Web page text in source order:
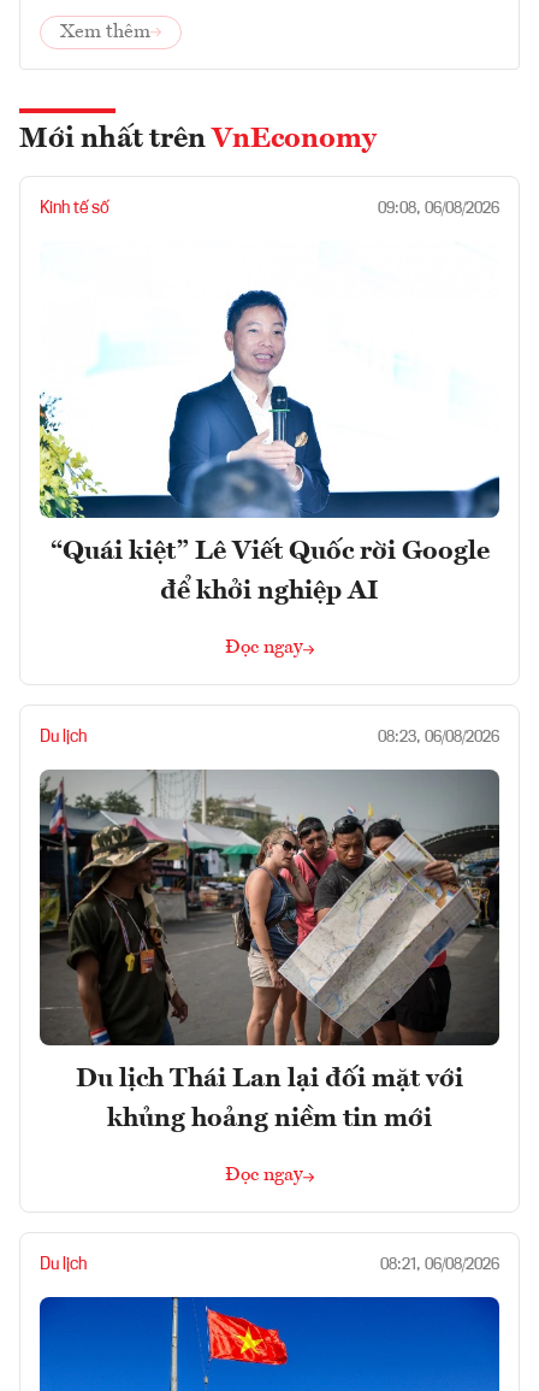
Xem thêm
Mới nhất trên VnEconomy
Kinh tế số 09:08, 06/08/2026
“Quái kiệt” Lê Viết Quốc rời Google
để khởi nghiệp AI
Đọc ngay
Du lịch 08:23, 06/08/2026
Du lịch Thái Lan lại đối mặt với
khủng hoảng niềm tin mới
Đọc ngay
Du lịch 08:21, 06/08/2026